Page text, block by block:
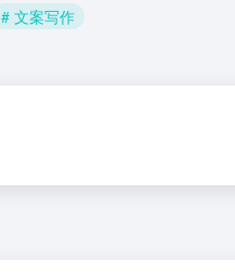
# 文案写作